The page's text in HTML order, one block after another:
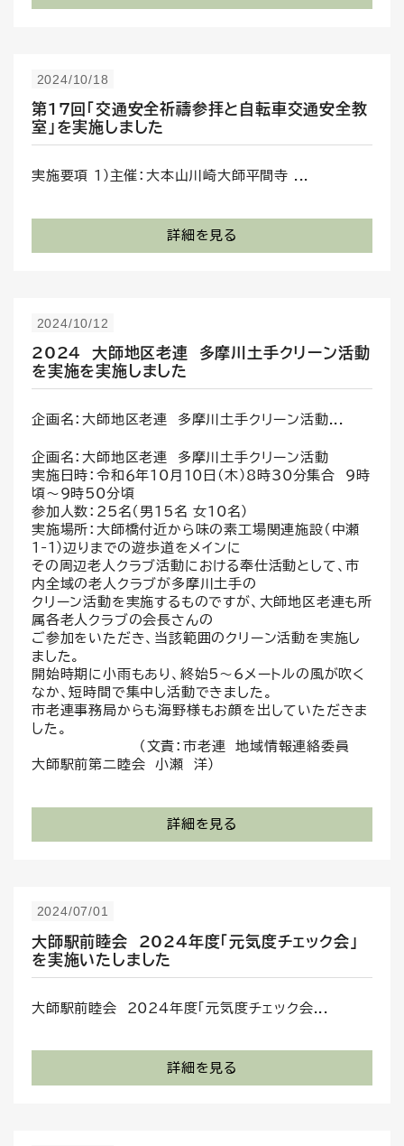
2024/10/18
第17回「交通安全祈禱参拝と自転車交通安全教
室」を実施しました
実施要項 1)主催：大本山川崎大師平間寺 ...
詳細を見る
2024/10/12
2024 大師地区老連 多摩川土手クリーン活動
を実施を実施しました
企画名：大師地区老連 多摩川土手クリーン活動...
企画名：大師地区老連 多摩川土手クリーン活動
実施日時：令和６年10月10日(木）8時30分集合 9時
頃～9時50分頃
参加人数：25名（男15名 女10名）
実施場所：大師橋付近から味の素工場関連施設（中瀬
1-1)辺りまでの遊歩道をメインに
その周辺老人クラブ活動における奉仕活動として、市
内全域の老人クラブが多摩川土手の
クリーン活動を実施するものですが、大師地区老連も所
属各老人クラブの会長さんの
ご参加をいただき、当該範囲のクリーン活動を実施し
ました。
開始時期に小雨もあり、終始5～6メートルの風が吹く
なか、短時間で集中し活動できました。
市老連事務局からも海野様もお顔を出していただきま
した。
（文責：市老連 地域情報連絡委員
大師駅前第二睦会 小瀬 洋）
詳細を見る
2024/07/01
大師駅前睦会 2024年度「元気度チェック会」
を実施いたしました
大師駅前睦会 2024年度「元気度チェック会...
詳細を見る